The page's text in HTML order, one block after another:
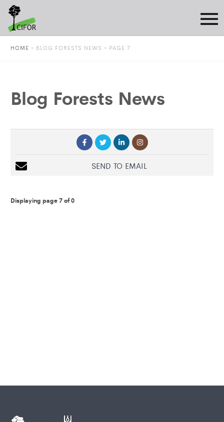
HOME » BLOG FORESTS NEWS » PAGE 7
Blog Forests News
SEND TO EMAIL
Displaying page 7 of 0